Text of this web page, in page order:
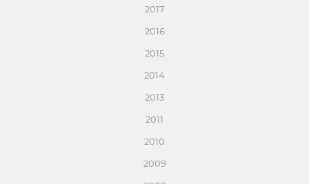
2017
2016
2015
2014
2013
2011
2010
2009